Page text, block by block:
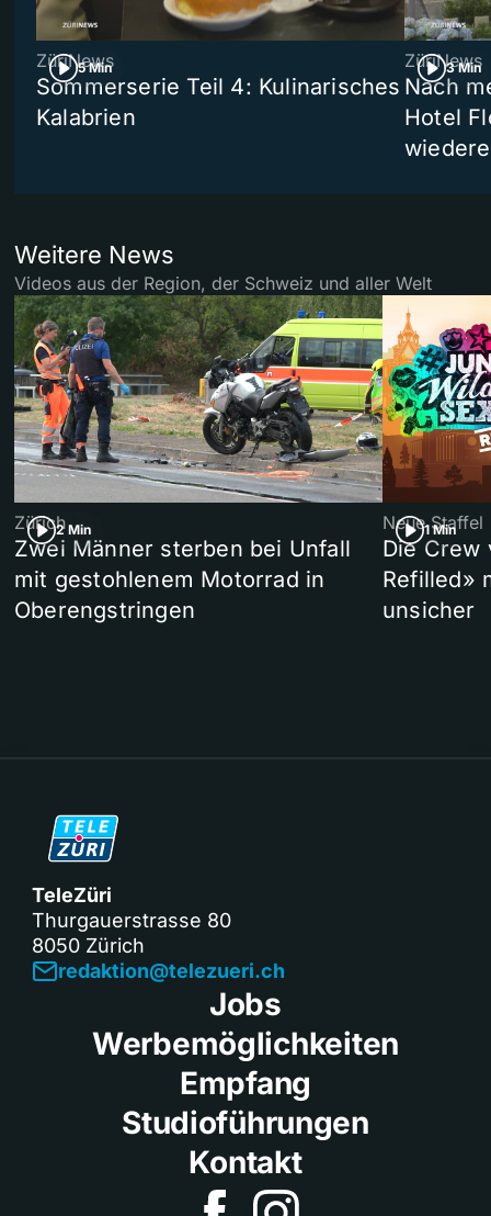
5 Min
ZüriNews
Sommerserie Teil 4: Kulinarisches
Kalabrien
3 Min
ZüriNews
Nach
Hotel
Weitere News
Videos aus der Region, der Schweiz und aller Welt
2 Min
Zürich
Zwei Männer sterben bei Unfall
mit gestohlenem Motorrad in
Oberengstringen
1 Min
Neue Staffel
Die Crew
Refilled»
unsicher
TeleZüri
Thurgauerstrasse 80
8050 Zürich
redaktion@telezueri.ch
Jobs
Werbemöglichkeiten
Empfang
Studioführungen
Kontakt